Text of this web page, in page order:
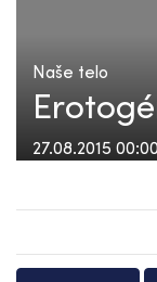
Naše telo
27.08.2015 00:00